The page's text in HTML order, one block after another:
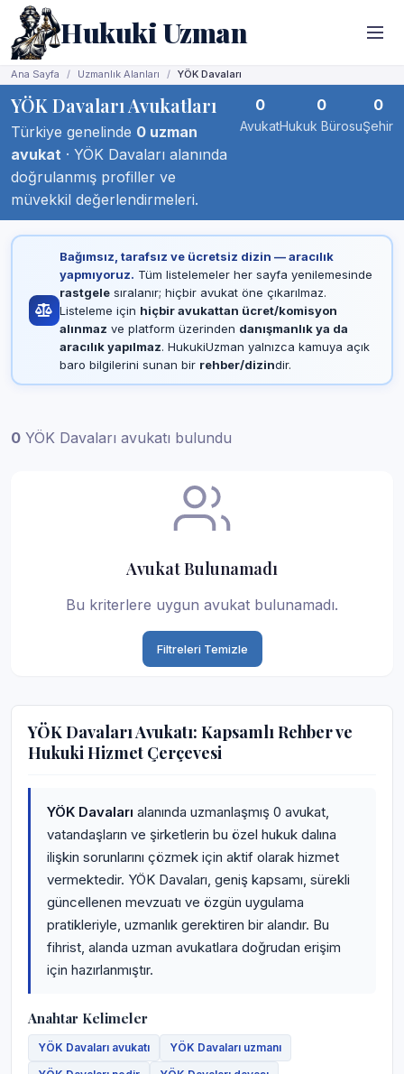
Hukuki Uzman
Ana Sayfa Uzmanlık Alanları YÖK Davaları
YÖK Davaları Avukatları
Türkiye genelinde 0 uzman
avukat · YÖK Davaları alanında
doğrulanmış profiller ve
müvekkil değerlendirmeleri.
0
Avukat
0
Hukuk Bürosu
0
Şehir
Bağımsız, tarafsız ve ücretsiz dizin — aracılık
yapmıyoruz. Tüm listelemeler her sayfa yenilemesinde
rastgelesıralanır; hiçbir avukat öne çıkarılmaz.
Listeleme için hiçbir avukattan ücret/komisyon
alınmaz ve platform üzerinden danışmanlık ya da
aracılık yapılmaz. HukukiUzman yalnızca kamuya açık
baro bilgilerini sunan bir rehber/dizindir.
0 YÖK Davaları avukatı bulundu
Avukat Bulunamadı
Bu kriterlere uygun avukat bulunamadı.
Filtreleri Temizle
YÖK Davaları Avukatı: Kapsamlı Rehber ve
Hukuki Hizmet Çerçevesi
YÖK Davaları alanında uzmanlaşmış 0 avukat,
vatandaşların ve şirketlerin bu özel hukuk dalına
ilişkin sorunlarını çözmek için aktif olarak hizmet
vermektedir. YÖK Davaları, geniş kapsamı, sürekli
güncellenen mevzuatı ve özgün uygulama
pratikleriyle, uzmanlık gerektiren bir alandır. Bu
fihrist, alanda uzman avukatlara doğrudan erişim
için hazırlanmıştır.
Anahtar Kelimeler
YÖK Davaları avukatı
YÖK Davaları uzmanı